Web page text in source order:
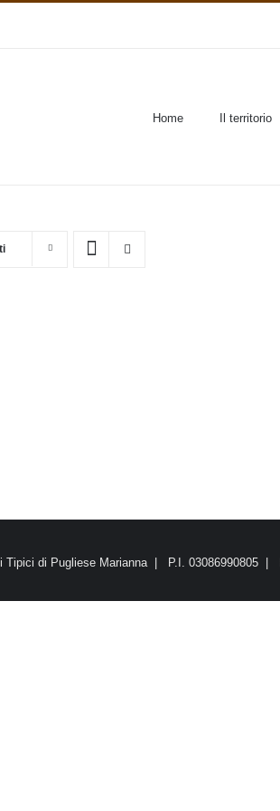
Home Il territorio
di Pugliese Marianna | P.I. 03086990805 |